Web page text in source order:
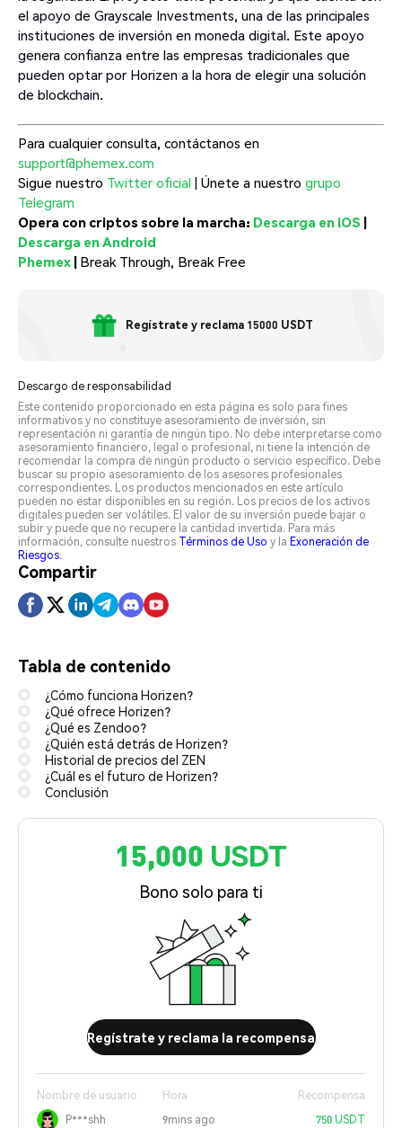
el apoyo de Grayscale Investments, una de las principales
instituciones de inversión en moneda digital. Este apoyo
genera confianza entre las empresas tradicionales que
pueden optar por Horizen a la hora de elegir una solución
de blockchain.
Para cualquier consulta, contáctanos en
support@phemex.com
Sigue nuestro Twitter oficial | Únete a nuestro grupo
Telegram
Opera con criptos sobre la marcha: Descarga en iOS |
Descarga en Android
Phemex | Break Through, Break Free
Regístrate y reclama 15000 USDT
Descargo de responsabilidad
Este contenido proporcionado en esta página es solo para fines
informativos y no constituye asesoramiento de inversión, sin
representación ni garantía de ningún tipo. No debe interpretarse como
asesoramiento financiero, legal o profesional, ni tiene la intención de
recomendar la compra de ningún producto o servicio específico. Debe
buscar su propio asesoramiento de los asesores profesionales
correspondientes. Los productos mencionados en este artículo
pueden no estar disponibles en su región. Los precios de los activos
digitales pueden ser volátiles. El valor de su inversión puede bajar o
subir y puede que no recupere la cantidad invertida. Para más
información, consulte nuestros Términos de Uso y la Exoneración de
Riesgos.
Compartir
Tabla de contenido
¿Cómo funciona Horizen?
¿Qué ofrece Horizen?
¿Qué es Zendoo?
¿Quién está detrás de Horizen?
Historial de precios del ZEN
¿Cuál es el futuro de Horizen?
Conclusión
15,000 USDT
Bono solo para ti
Regístrate y reclama la recompensa
Nombre de usuario Hora
Recompensa
P***shh
9mins ago 750 USDT